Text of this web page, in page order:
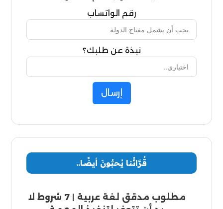
رقم الواتساب
نبذة عن طلبك؟
إرسال
قُرَّائُنا يُحبُّونَ أيضًا..
مطلوب مدقق لغة عربية | 7 شروط لا